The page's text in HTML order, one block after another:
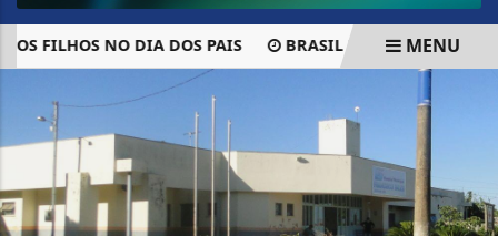
FILHOS NO DIA DOS PAIS BRASIL REPUDIA MENU